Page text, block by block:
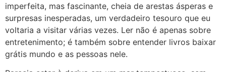
imperfeita, mas fascinante, cheia de arestas ásperas e
surpresas inesperadas, um verdadeiro tesouro que eu
voltaria a visitar várias vezes. Ler não é apenas sobre
entretenimento; é também sobre entender livros baixar
grátis mundo e as pessoas nele.